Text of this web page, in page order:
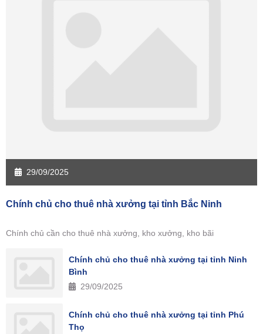
29/09/2025
Chính chủ cho thuê nhà xưởng tại tỉnh Bắc Ninh
Chính chủ cần cho thuê nhà xưởng, kho xưởng, kho bãi
Chính chủ cho thuê nhà xưởng tại tỉnh Ninh
Bình
29/09/2025
Chính chủ cho thuê nhà xưởng tại tỉnh Phú
Thọ